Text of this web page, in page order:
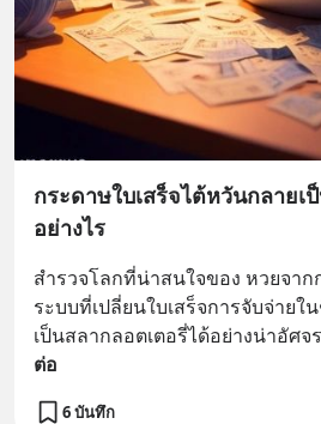
กระดาษใบเสร็จไต้หวันกลายเ
อย่างไร
สำรวจโลกที่น่าสนใจของ หวยจาก
ระบบที่เปลี่ยนใบเสร็จการจับจ่ายใ
เป็นสลากลอตเตอรี่ได้อย่างน่าอัศจ
ต่อ
6 บันทึก